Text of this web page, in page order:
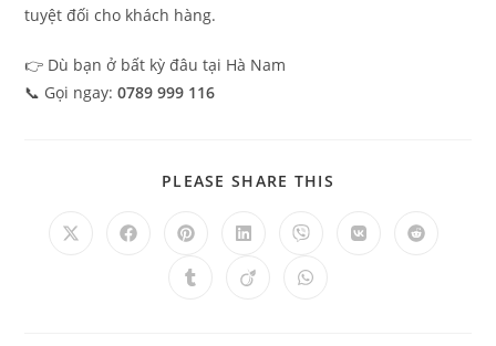
tuyệt đối cho khách hàng.
👉 Dù bạn ở bất kỳ đâu tại Hà Nam
📞 Gọi ngay:0789 999 116
PLEASE SHARE THIS